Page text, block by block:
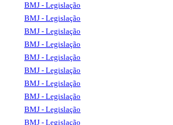
BMJ - Legislação
BMJ - Legislação
BMJ - Legislação
BMJ - Legislação
BMJ - Legislação
BMJ - Legislação
BMJ - Legislação
BMJ - Legislação
BMJ - Legislação
BMJ - Legislação